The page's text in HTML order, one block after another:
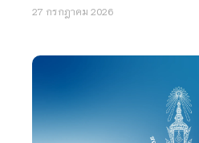
27 กรกฎาคม 2026